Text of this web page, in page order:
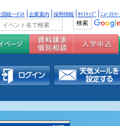
統一ﾃｽﾄ 企業案内 採用情報 ｻｲﾄﾏｯﾌﾟ ﾆｭｰｽﾘﾘ